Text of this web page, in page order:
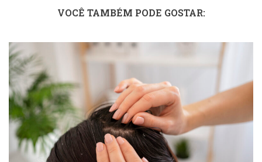
VOCÊ TAMBÉM PODE GOSTAR: